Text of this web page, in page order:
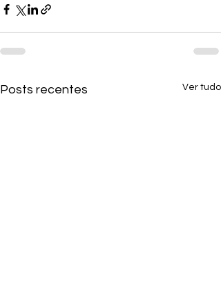
Posts recentes Ver tudo